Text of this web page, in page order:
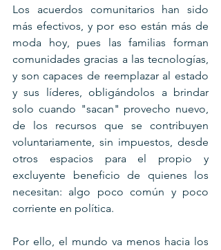
Los acuerdos comunitarios han sido
más efectivos, y por eso están más de
moda hoy, pues las familias forman
comunidades gracias a las tecnologías,
y son capaces de reemplazar al estado
y sus líderes, obligándolos a brindar
solo cuando "sacan" provecho nuevo,
de los recursos que se contribuyen
voluntariamente, sin impuestos, desde
otros espacios para el propio y
excluyente beneficio de quienes los
necesitan: algo poco común y poco
corriente en política.
Por ello, el mundo va menos hacia los